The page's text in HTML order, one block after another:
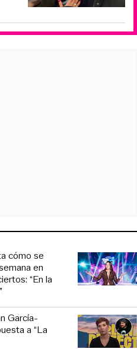
cómo se
en
“En la
García-
a “La